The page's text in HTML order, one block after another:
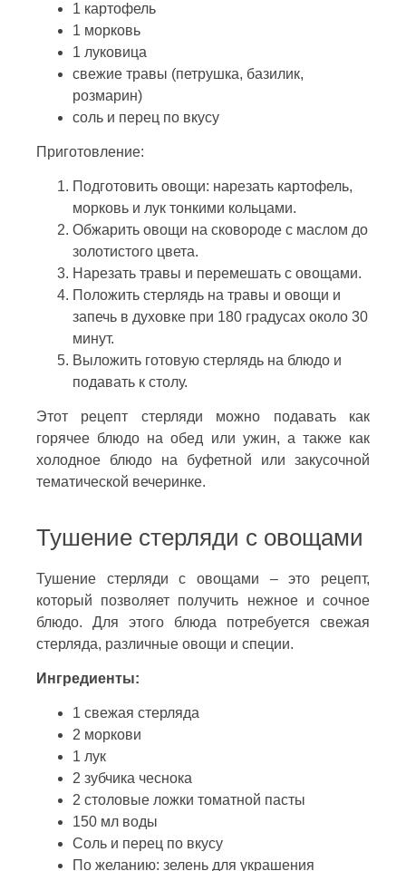
1 картофель
1 морковь
1 луковица
свежие травы (петрушка, базилик,
розмарин)
соль и перец по вкусу
Приготовление:
Подготовить овощи: нарезать картофель,
морковь и лук тонкими кольцами.
Обжарить овощи на сковороде с маслом до
золотистого цвета.
Нарезать травы и перемешать с овощами.
Положить стерлядь на травы и овощи и
запечь в духовке при 180 градусах около 30
минут.
Выложить готовую стерлядь на блюдо и
подавать к столу.
Этот рецепт стерляди можно подавать как
горячее блюдо на обед или ужин, а также как
холодное блюдо на буфетной или закусочной
тематической вечеринке.
Тушение стерляди с овощами
Тушение стерляди с овощами – это рецепт,
который позволяет получить нежное и сочное
блюдо. Для этого блюда потребуется свежая
стерляда, различные овощи и специи.
Ингредиенты:
1 свежая стерляда
2 моркови
1 лук
2 зубчика чеснока
2 столовые ложки томатной пасты
150 мл воды
Соль и перец по вкусу
По желанию: зелень для украшения